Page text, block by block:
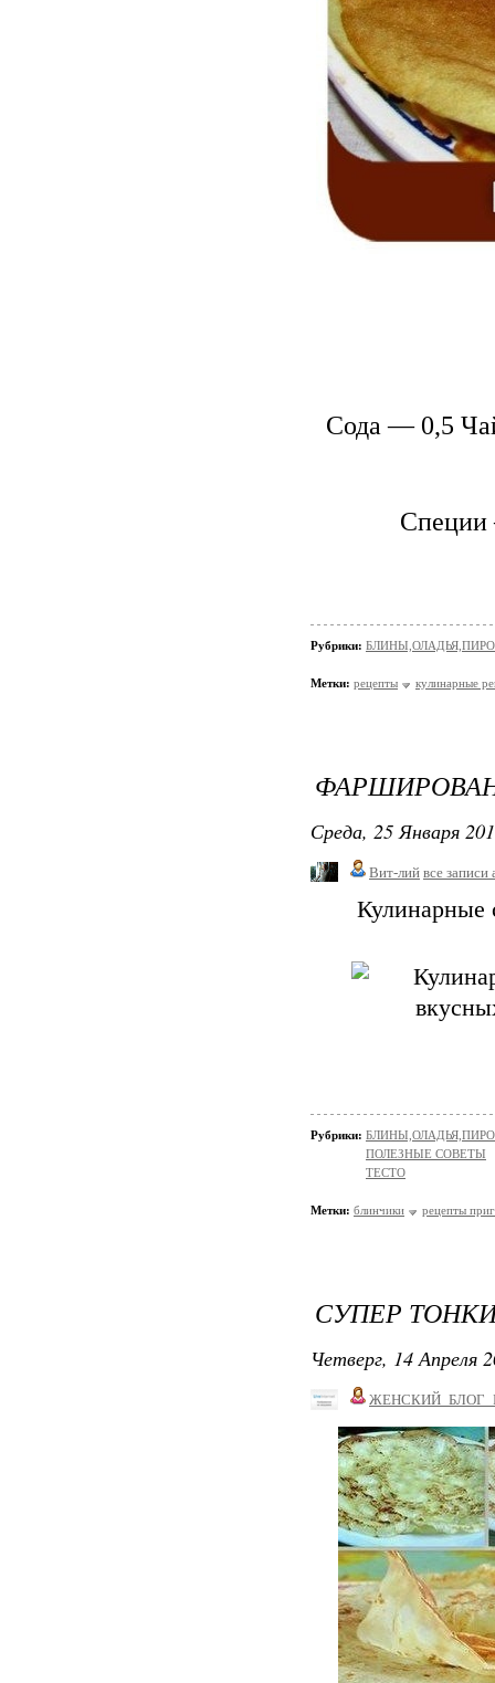
Сода — 0,5
Специи
Рубрики:
Метки: рецепты кулинарные
Среда, 25 Января
Вит-лий все записи
Кулинарные
Рубрики:
ПОЛЕЗНЫЕ СОВЕТЫ
ТЕСТО
Метки: блинчики рецепты
СУПЕР
Четверг, 14 Апреля